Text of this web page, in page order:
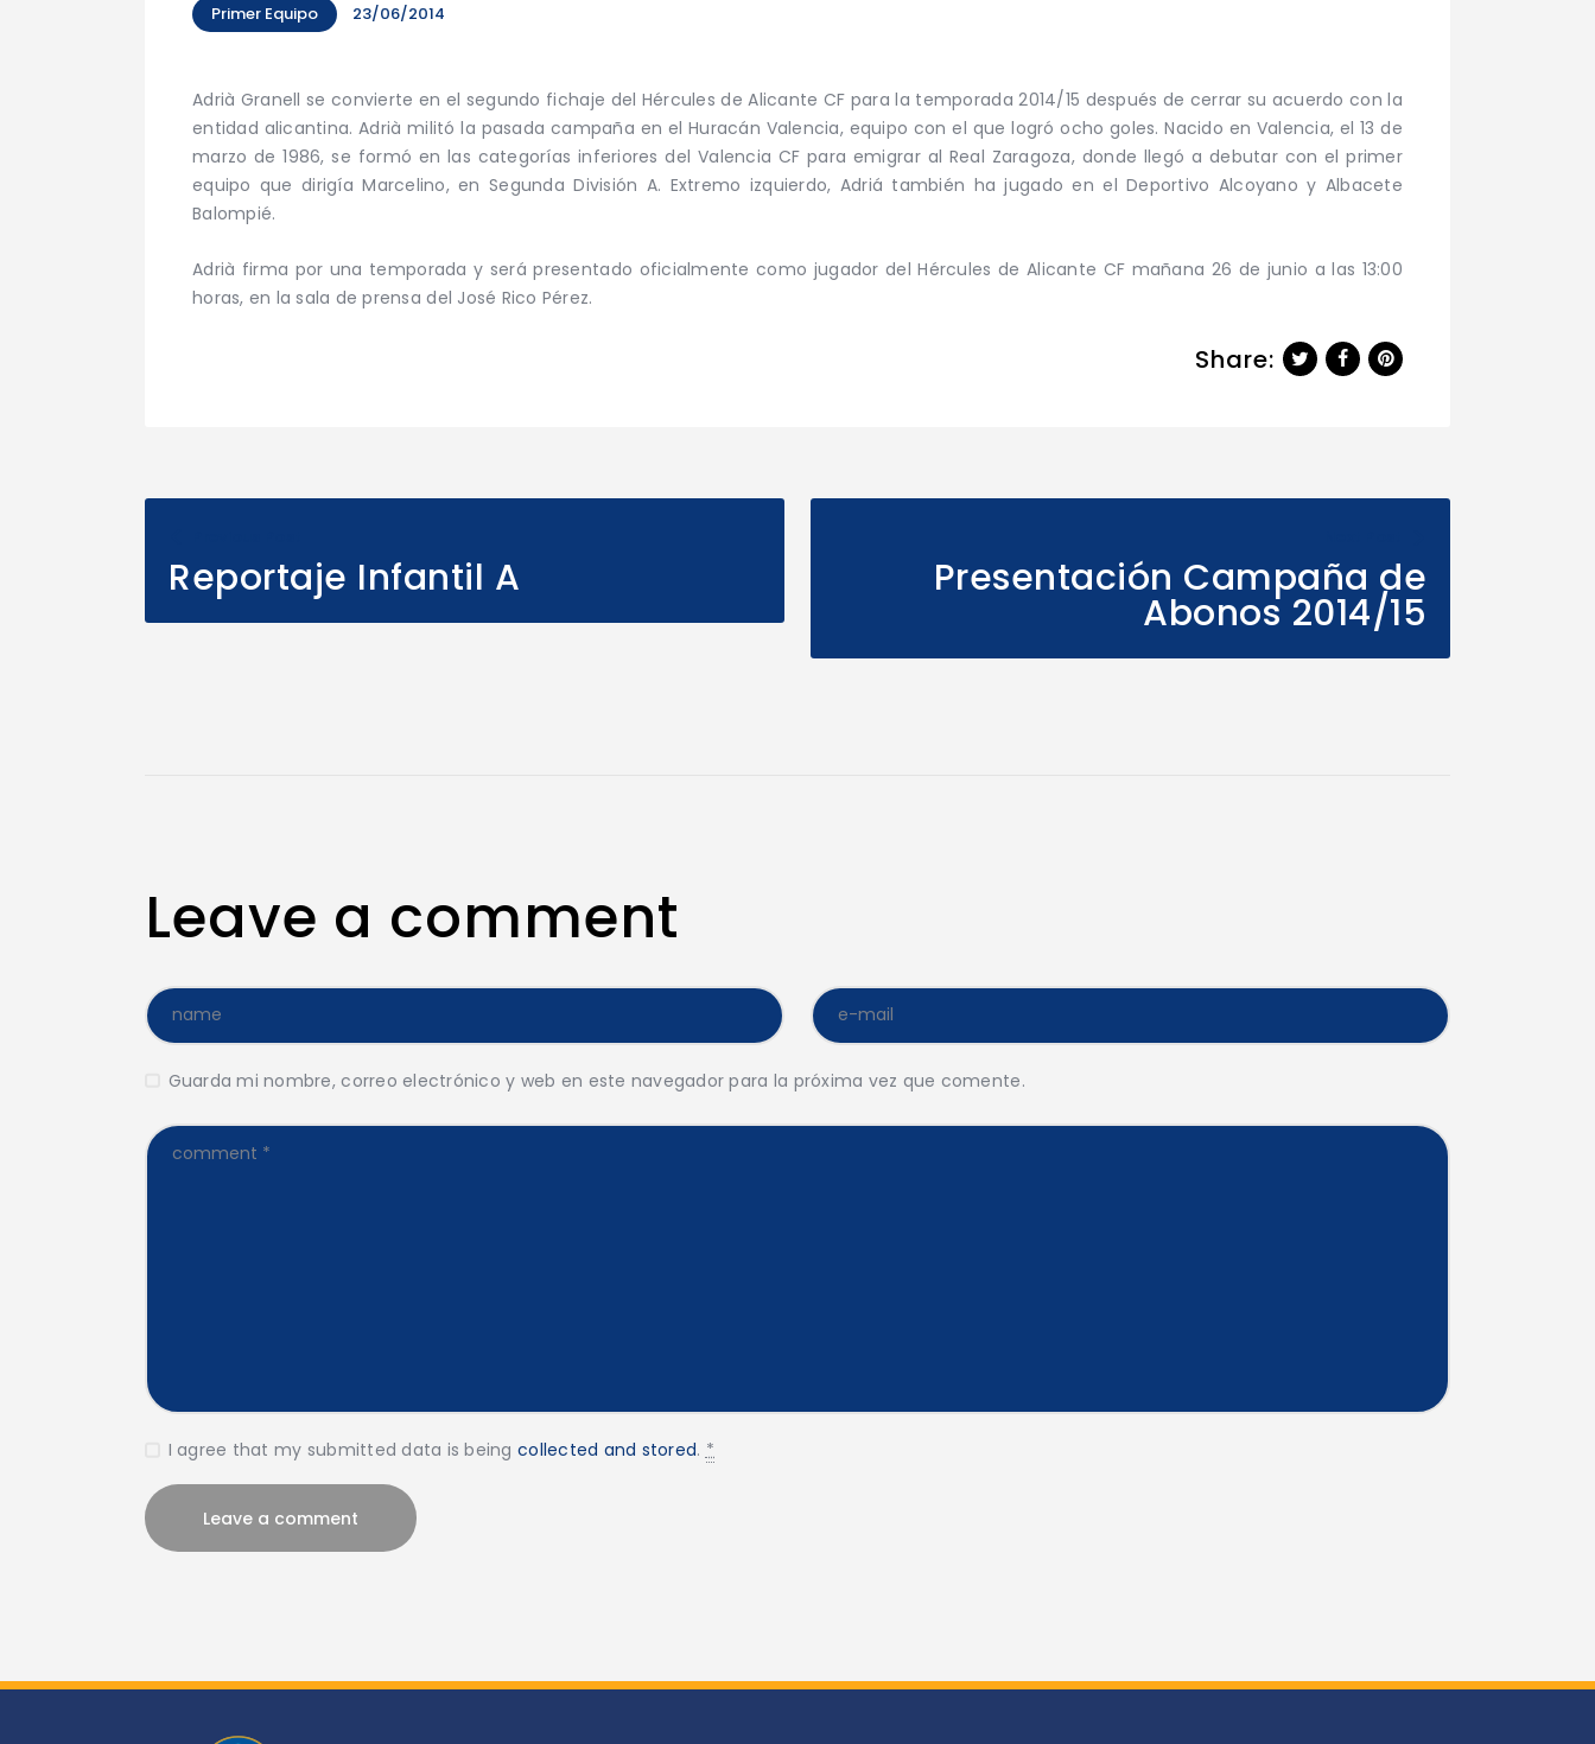
Primer Equipo 23/06/2014
Adrià Granell se convierte en el segundo fichaje del Hércules de Alicante CF para la temporada 2014/15 después de cerrar su acuerdo con la
entidad alicantina. Adrià militó la pasada campaña en el Huracán Valencia, equipo con el que logró ocho goles. Nacido en Valencia, el 13 de
marzo de 1986, se formó en las categorías inferiores del Valencia CF para emigrar al Real Zaragoza, donde llegó a debutar con el primer
equipo que dirigía Marcelino, en Segunda División A. Extremo izquierdo, Adriá también ha jugado en el Deportivo Alcoyano y Albacete
Balompié.
Adrià firma por una temporada y será presentado oficialmente como jugador del Hércules de Alicante CF mañana 26 de junio a las 13:00
horas, en la sala de prensa del José Rico Pérez.
Share:
Reportaje Infantil A Presentación Campaña de
Abonos 2014/15
Leave a comment
Guarda mi nombre, correo electrónico y web en este navegador para la próxima vez que comente.
I agree that my submitted data is being collected and stored. *